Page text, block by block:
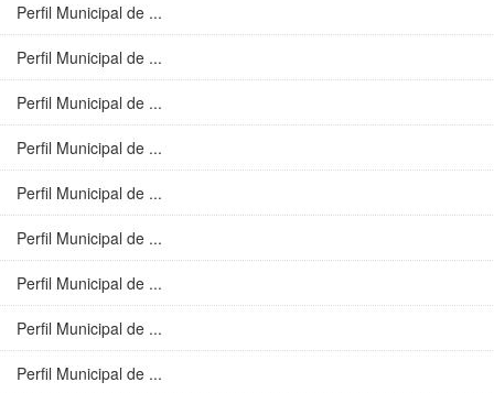
Perfil Municipal de ...
Perfil Municipal de ...
Perfil Municipal de ...
Perfil Municipal de ...
Perfil Municipal de ...
Perfil Municipal de ...
Perfil Municipal de ...
Perfil Municipal de ...
Perfil Municipal de ...